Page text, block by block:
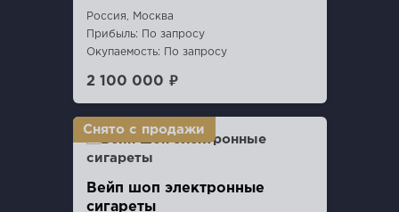
Россия, Москва
Прибыль: По запросу
Окупаемость: По запросу
2 100 000 ₽
Вейп шоп электронные
сигареты